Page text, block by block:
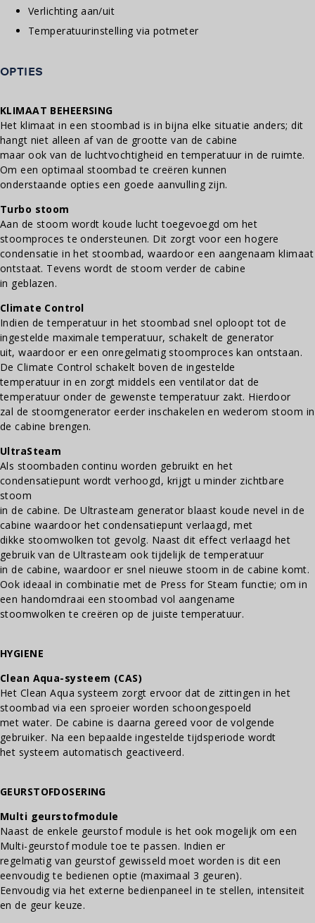
Verlichting aan/uit
Temperatuurinstelling via potmeter
OPTIES
KLIMAAT BEHEERSING
Het klimaat in een stoombad is in bijna elke situatie anders; dit
hangt niet alleen af van de grootte van de cabine
maar ook van de luchtvochtigheid en temperatuur in de ruimte.
Om een optimaal stoombad te creëren kunnen
onderstaande opties een goede aanvulling zijn.
Turbo stoom
Aan de stoom wordt koude lucht toegevoegd om het
stoomproces te ondersteunen. Dit zorgt voor een hogere
condensatie in het stoombad, waardoor een aangenaam klimaat
ontstaat. Tevens wordt de stoom verder de cabine
in geblazen.
Climate Control
Indien de temperatuur in het stoombad snel oploopt tot de
ingestelde maximale temperatuur, schakelt de generator
uit, waardoor er een onregelmatig stoomproces kan ontstaan.
De Climate Control schakelt boven de ingestelde
temperatuur in en zorgt middels een ventilator dat de
temperatuur onder de gewenste temperatuur zakt. Hierdoor
zal de stoomgenerator eerder inschakelen en wederom stoom in
de cabine brengen.
UltraSteam
Als stoombaden continu worden gebruikt en het
condensatiepunt wordt verhoogd, krijgt u minder zichtbare
stoom
in de cabine. De Ultrasteam generator blaast koude nevel in de
cabine waardoor het condensatiepunt verlaagd, met
dikke stoomwolken tot gevolg. Naast dit effect verlaagd het
gebruik van de Ultrasteam ook tijdelijk de temperatuur
in de cabine, waardoor er snel nieuwe stoom in de cabine komt.
Ook ideaal in combinatie met de Press for Steam functie; om in
een handomdraai een stoombad vol aangename
stoomwolken te creëren op de juiste temperatuur.
HYGIENE
Clean Aqua-systeem (CAS)
Het Clean Aqua systeem zorgt ervoor dat de zittingen in het
stoombad via een sproeier worden schoongespoeld
met water. De cabine is daarna gereed voor de volgende
gebruiker. Na een bepaalde ingestelde tijdsperiode wordt
het systeem automatisch geactiveerd.
GEURSTOFDOSERING
Multi geurstofmodule
Naast de enkele geurstof module is het ook mogelijk om een
Multi-geurstof module toe te passen. Indien er
regelmatig van geurstof gewisseld moet worden is dit een
eenvoudig te bedienen optie (maximaal 3 geuren).
Eenvoudig via het externe bedienpaneel in te stellen, intensiteit
en de geur keuze.